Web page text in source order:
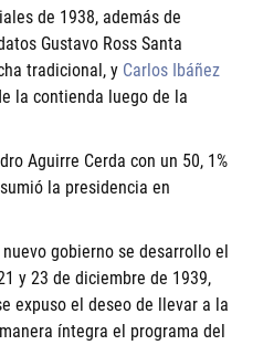
de 1938, además de
Gustavo Ross Santa
tradicional, y Carlos Ibáñez
la contienda luego de la
Aguirre Cerda con un 50, 1%
la presidencia en
gobierno se desarrollo el
y 23 de diciembre de 1939,
expuso el deseo de llevar a la
íntegra el programa del